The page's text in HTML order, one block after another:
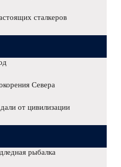
сталкеров
Севера
от цивилизации
рыбалка